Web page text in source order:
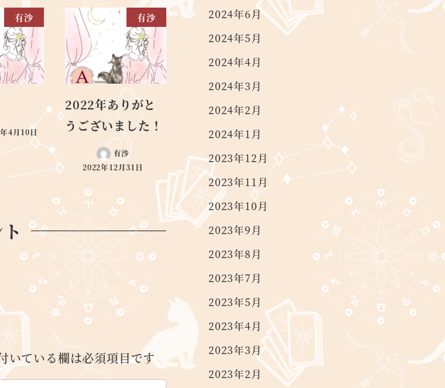
有沙
4月10日
有沙
2022年ありがと
うございました！
有沙
2022年12月31日
いている欄は必須項目です
2024年6月
2024年5月
2024年4月
2024年3月
2024年2月
2024年1月
2023年12月
2023年11月
2023年10月
2023年9月
2023年8月
2023年7月
2023年5月
2023年4月
2023年3月
2023年2月